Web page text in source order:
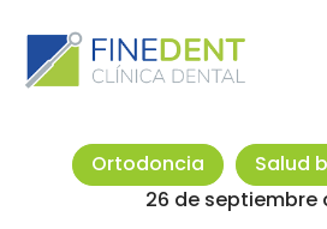
Ortodoncia
Salud
26 de septiembre